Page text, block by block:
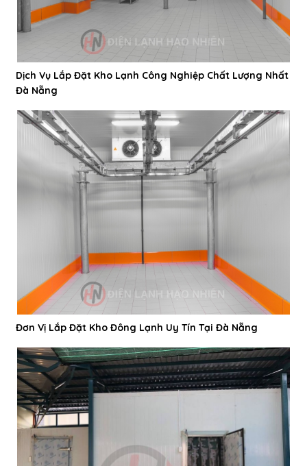
Dịch Vụ Lắp Đặt Kho Lạnh Công Nghiệp Chất Lượng Nhất
Đà Nẵng
Đơn Vị Lắp Đặt Kho Đông Lạnh Uy Tín Tại Đà Nẵng